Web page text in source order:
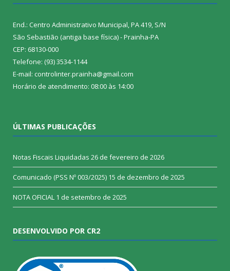
End.: Centro Administrativo Municipal, PA 419, S/N
São Sebastião (antiga base física) - Prainha-PA
CEP: 68130-000
Telefone: (93) 3534-1144
E-mail: controlinter.prainha@gmail.com
Horário de atendimento: 08:00 às 14:00
ÚLTIMAS PUBLICAÇÕES
Notas Fiscais Liquidadas 26 de fevereiro de 2026
Comunicado (PSS Nº 003/2025) 15 de dezembro de 2025
NOTA OFICIAL 1 de setembro de 2025
DESENVOLVIDO POR CR2